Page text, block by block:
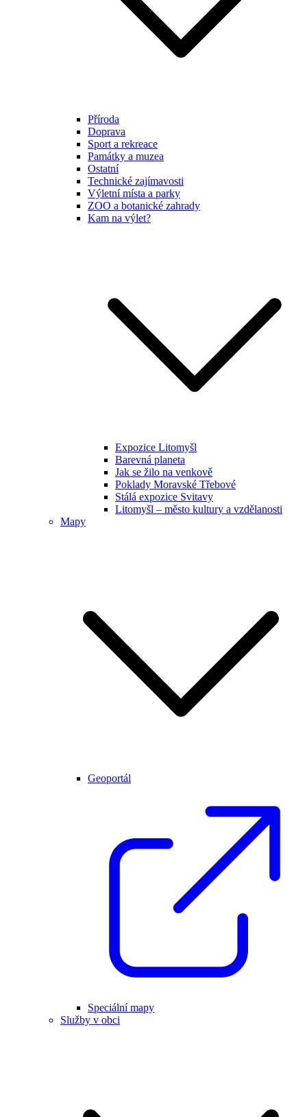
Příroda
Doprava
Sport a rekreace
Památky a muzea
Ostatní
Technické zajímavosti
Výletní místa a parky
ZOO a botanické zahrady
Kam na výlet?
Expozice Litomyšl
Barevná planeta
Jak se žilo na venkově
Poklady Moravské Třebové
Stálá expozice Svitavy
Litomyšl – město kultury a vzdělanosti
Mapy
Geoportál
Speciální mapy
Služby v obci